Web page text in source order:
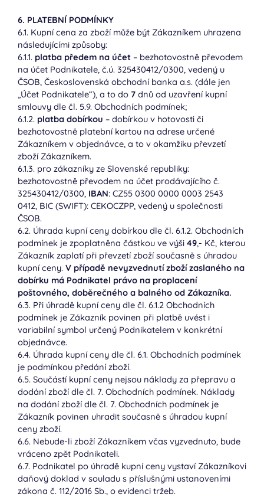
6. PLATEBNÍ PODMÍNKY
6.1. Kupní cena za zboží může být Zákazníkem uhrazena
následujícími způsoby:
6.1.1. platba předem na účet – bezhotovostně převodem
na účet Podnikatele, č.ú. 325430412/0300, vedený u
ČSOB, Československá obchodní banka a.s. (dále jen
„Účet Podnikatele“), a to do 7 dnů od uzavření kupní
smlouvy dle čl. 5.9. Obchodních podmínek;
6.1.2. platba dobírkou – dobírkou v hotovosti či
bezhotovostně platební kartou na adrese určené
Zákazníkem v objednávce, a to v okamžiku převzetí
zboží Zákazníkem.
6.1.3. pro zákazníky ze Slovenské republiky:
bezhotovostně převodem na účet prodávajícího č.
325430412/0300, IBAN: CZ55 0300 0000 0003 2543
0412, BIC (SWIFT): CEKOCZPP, vedený u společnosti
ČSOB.
6.2. Úhrada kupní ceny dobírkou dle čl. 6.1.2. Obchodních
podmínek je zpoplatněna částkou ve výši 49,- Kč, kterou
Zákazník zaplatí při převzetí zboží současně s úhradou
kupní ceny. V případě nevyzvednutí zboží zaslaného na
dobírku má Podnikatel právo na proplacení
poštovného, doběrečného a balného od Zákazníka.
6.3. Při úhradě kupní ceny dle čl. 6.1.2 Obchodních
podmínek je Zákazník povinen při platbě uvést i
variabilní symbol určený Podnikatelem v konkrétní
objednávce.
6.4. Úhrada kupní ceny dle čl. 6.1. Obchodních podmínek
je podmínkou předání zboží.
6.5. Součástí kupní ceny nejsou náklady za přepravu a
dodání zboží dle čl. 7. Obchodních podmínek. Náklady
na dodání zboží dle čl. 7. Obchodních podmínek je
Zákazník povinen uhradit současně s úhradou kupní
ceny zboží.
6.6. Nebude-li zboží Zákazníkem včas vyzvednuto, bude
vráceno zpět Podnikateli.
6.7. Podnikatel po úhradě kupní ceny vystaví Zákazníkovi
daňový doklad v souladu s příslušnými ustanoveními
zákona č. 112/2016 Sb., o evidenci tržeb.